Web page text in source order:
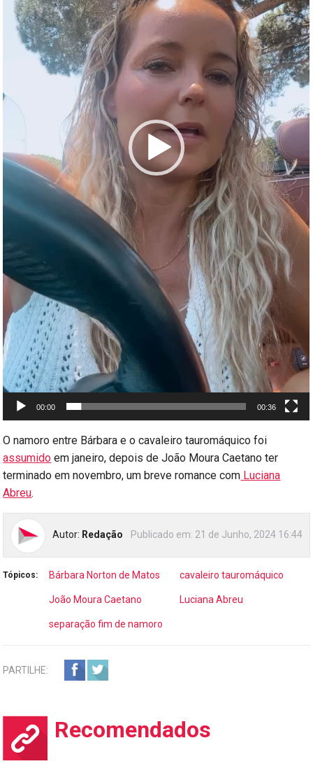
00:00 00:36
O namoro entre Bárbara e o cavaleiro tauromáquico foi
assumido em janeiro, depois de João Moura Caetano ter
terminado em novembro, um breve romance com Luciana
Abreu.
Autor: Redação Publicado em: 21 de Junho, 2024 16:44
Tópicos: Bárbara Norton de Matos cavaleiro tauromáquico
João Moura Caetano Luciana Abreu
separação fim de namoro
PARTILHE:
Recomendados